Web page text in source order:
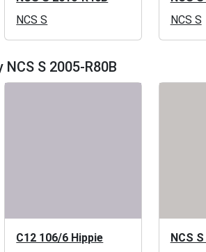
NCS S
NCS S
S 2005-R80B
C12 106/6 Hippie
NCS